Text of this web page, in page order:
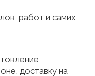
работ и самих
доставку на